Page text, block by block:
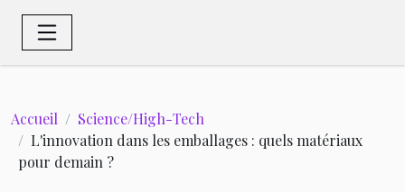
Accueil
Science/High-Tech
L'innovation dans les emballages : quels matériaux
pour demain ?